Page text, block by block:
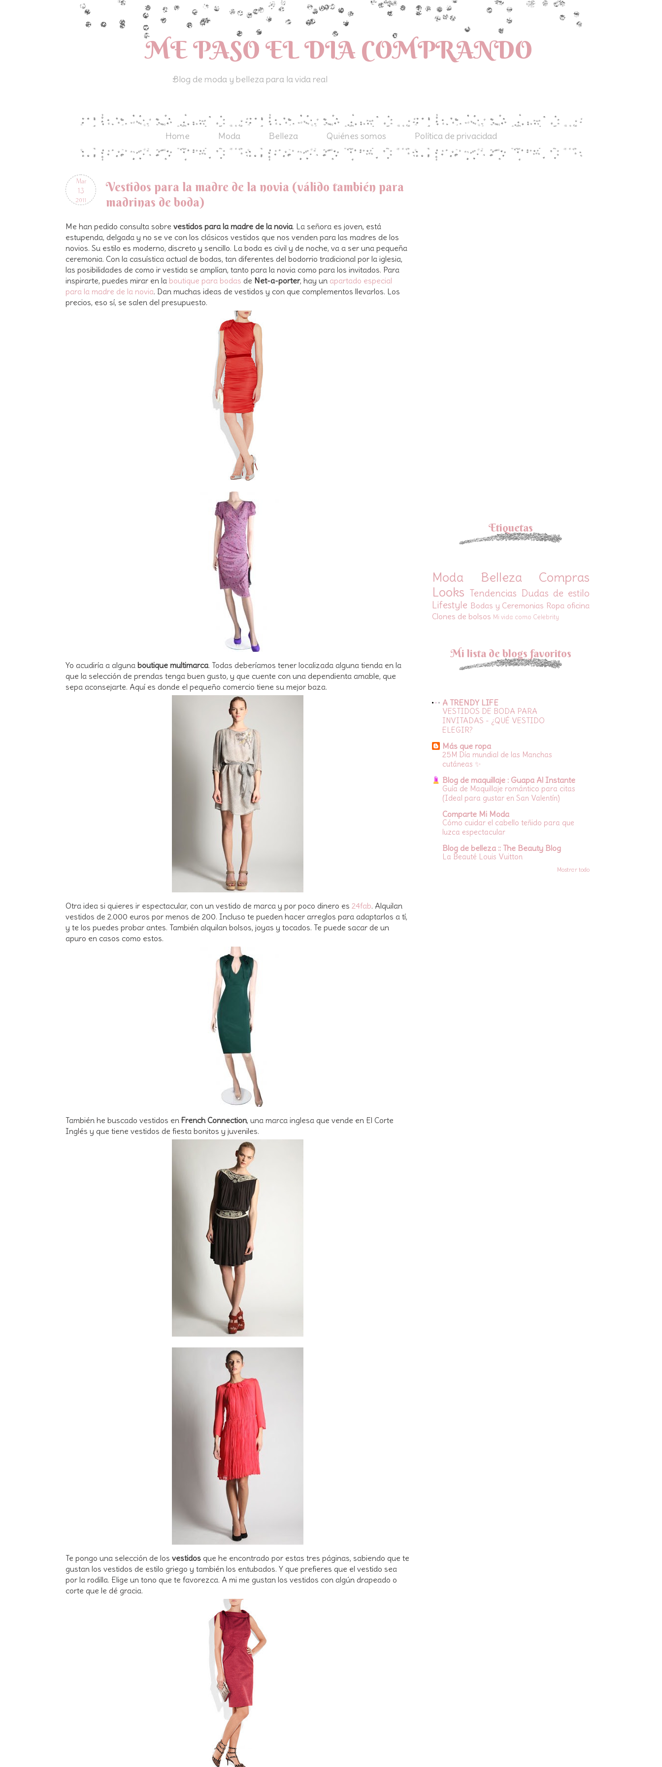
ME PASO EL DIA COMPRANDO
Blog de moda y belleza para la vida real
Home Moda Belleza Quiénes somos Política de privacidad
Mar
13
2011
Vestidos para la madre de la novia (válido también para
madrinas de boda)
Me han pedido consulta sobre vestidos para la madre de la novia. La señora es joven, está
estupenda, delgada y no se ve con los clásicos vestidos que nos venden para las madres de los
novios. Su estilo es moderno, discreto y sencillo. La boda es civil y de noche, va a ser una pequeña
ceremonia. Con la casuística actual de bodas, tan diferentes del bodorrio tradicional por la iglesia,
las posibilidades de como ir vestida se amplían, tanto para la novia como para los invitados. Para
inspirarte, puedes mirar en la boutique para bodas de Net-a-porter, hay un apartado especial
para la madre de la novia. Dan muchas ideas de vestidos y con que complementos llevarlos. Los
precios, eso sí, se salen del presupuesto.
Yo acudiría a alguna boutique multimarca. Todas deberíamos tener localizada alguna tienda en la
que la selección de prendas tenga buen gusto, y que cuente con una dependienta amable, que
sepa aconsejarte. Aquí es donde el pequeño comercio tiene su mejor baza.
Otra idea si quieres ir espectacular, con un vestido de marca y por poco dinero es 24fab. Alquilan
vestidos de 2.000 euros por menos de 200. Incluso te pueden hacer arreglos para adaptarlos a tí,
y te los puedes probar antes. También alquilan bolsos, joyas y tocados. Te puede sacar de un
apuro en casos como estos.
También he buscado vestidos en French Connection, una marca inglesa que vende en El Corte
Inglés y que tiene vestidos de fiesta bonitos y juveniles.
Te pongo una selección de los vestidos que he encontrado por estas tres páginas, sabiendo que te
gustan los vestidos de estilo griego y también los entubados. Y que prefieres que el vestido sea
por la rodilla. Elige un tono que te favorezca. A mi me gustan los vestidos con algún drapeado o
corte que le dé gracia.
Etiquetas
Moda Belleza
Compras
Looks Tendencias Dudas de estilo
Lifestyle Bodas y Ceremonias Ropa oficina
Clones de bolsos Mi vida como Celebrity
Mi lista de blogs favoritos
A TRENDY LIFE
VESTIDOS DE BODA PARA
INVITADAS - ¿QUÉ VESTIDO
ELEGIR?
Más que ropa
25M Día mundial de las Manchas
cutáneas ✨
Blog de maquillaje : Guapa Al Instante
Guía de Maquillaje romántico para citas
(Ideal para gustar en San Valentín)
Comparte Mi Moda
Cómo cuidar el cabello teñido para que
luzca espectacular
Blog de belleza :: The Beauty Blog
La Beauté Louis Vuitton
Mostrar todo